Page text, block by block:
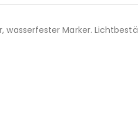
wasserfester Marker.